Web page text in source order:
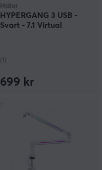
Hator
HYPERGANG 3 USB -
Svart - 7.1 Virtual
(1)
699 kr